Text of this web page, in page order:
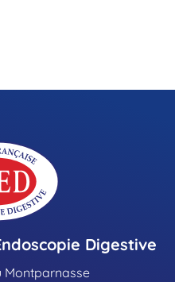
Digestive
Montparnasse